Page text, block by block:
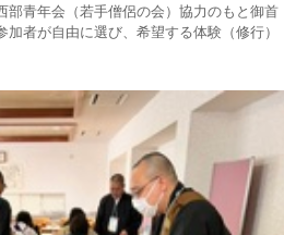
部青年会（若手僧侶の会）協力のもと御首
者が自由に選び、希望する体験（修行）